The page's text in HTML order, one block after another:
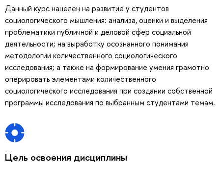
Данный курс нацелен на развитие у студентов
социологического мышления: анализа, оценки и выделения
проблематики публичной и деловой сфер социальной
деятельности; на выработку осознанного понимания
методологии количественного социологического
исследования; а также на формирование умения грамотно
оперировать элементами количественного
социологического исследования при создании собственной
программы исследования по выбранным студентами темам.
Цель освоения дисциплины